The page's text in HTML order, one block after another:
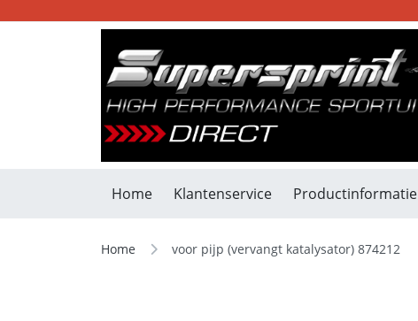
Home Klantenservice Productinformatie
Home voor pijp (vervangt katalysator) 874212